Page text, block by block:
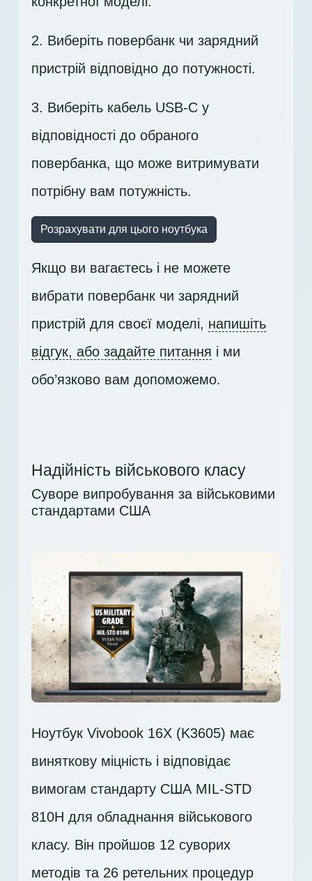
2. Виберіть повербанк чи зарядний
пристрій відповідно до потужності.
3. Виберіть кабель USB-C у
відповідності до обраного
повербанка, що може витримувати
потрібну вам потужність.
Розрахувати для цього ноутбука
Якщо ви вагаєтесь і не можете
вибрати повербанк чи зарядний
пристрій для своєї моделі, напишіть
відгук, або задайте питання і ми
обо’язково вам допоможемо.
Надійність військового класу
Суворе випробування за військовими
стандартами США
Ноутбук Vivobook 16X (K3605) має
виняткову міцність і відповідає
вимогам стандарту США MIL-STD
810H для обладнання військового
класу. Він пройшов 12 суворих
методів та 26 ретельних процедур